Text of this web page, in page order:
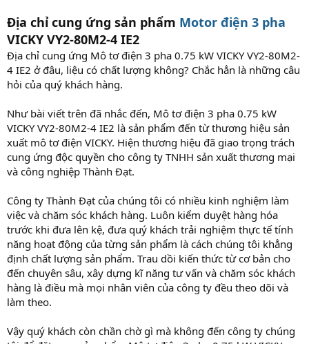
Địa chỉ cung ứng sản phẩm Motor điện 3 pha
VICKY VY2-80M2-4 IE2
Địa chỉ cung ứng Mô tơ điện 3 pha 0.75 kW VICKY VY2-80M2-
4 IE2 ở đâu, liệu có chất lượng không? Chắc hẳn là những câu
hỏi của quý khách hàng.
Như bài viết trên đã nhắc đến, Mô tơ điện 3 pha 0.75 kW
VICKY VY2-80M2-4 IE2 là sản phẩm đến từ thương hiệu sản
xuất mô tơ điện VICKY. Hiện thương hiệu đã giao trọng trách
cung ứng độc quyền cho công ty TNHH sản xuất thương mại
và công nghiệp Thành Đạt.
Công ty Thành Đạt của chúng tôi có nhiều kinh nghiệm làm
việc và chăm sóc khách hàng. Luôn kiểm duyệt hàng hóa
trước khi đưa lên kệ, đưa quý khách trải nghiệm thực tế tính
năng hoạt động của từng sản phẩm là cách chúng tôi khẳng
định chất lượng sản phẩm. Trau dồi kiến thức từ cơ bản cho
đến chuyên sâu, xây dựng kĩ năng tư vấn và chăm sóc khách
hàng là điều mà mọi nhân viên của công ty đều theo dõi và
làm theo.
Vậy quý khách còn chần chờ gì mà không đến công ty chúng